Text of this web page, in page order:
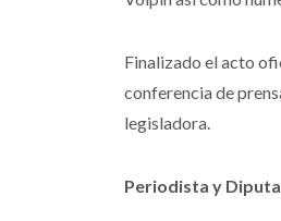
Finalizado el acto
conferencia de
legisladora.
Periodista y